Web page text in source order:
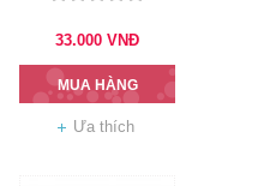
33.000 VNĐ
MUA HÀNG
Ưa thích